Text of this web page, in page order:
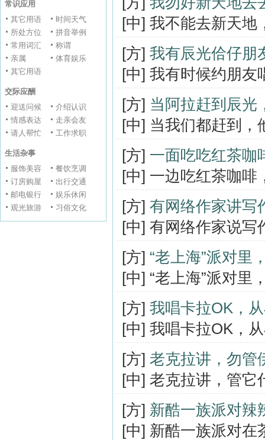
常识应用
其它用语
时间天气
所处方位
拼音举例
常用词汇
称谓
亲属
体育娱乐
其它用语
交际应酬
迎送问候
介绍认识
情感表达
走亲会友
请人帮忙
工作求职
生活杂事
服饰美容
餐饮烹调
订房购屋
出行交通
邮电银行
娱乐休闲
观光旅游
习俗文化
[中] 我不能去新天地
[方] 我有辰光佮仔朋
[中] 我有时候约朋友
[方] 当阿拉赶到辰光
[中] 当我们都赶到，
[方] 一面吃吃红茶咖
[中] 一边吃红茶咖啡
[方] 有网络作家讲写
[中] 有网络作家说写
[方] “老上海”派对里
[中] “老上海”派对里
[方] 我唱卡拉OK，
[中] 我唱卡拉OK，
[方] 老克拉讲，勿管
[中] 老克拉讲，管它
[方] 新酷一族派对辣
[中] 新酷一族派对在